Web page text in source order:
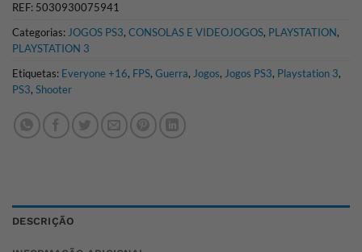
REF: 5030930075941
Categorias:JOGOS PS3, CONSOLAS E VIDEOJOGOS, PLAYSTATION,
PLAYSTATION 3
Etiquetas: Everyone +16, FPS, Guerra, Jogos, Jogos PS3, Playstation 3,
PS3, Shooter
DESCRIÇÃO